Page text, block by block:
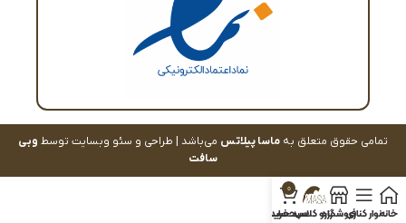
تمامی حقوق متعلق به ماسا پیلاتس می‌باشد | طراحی و سئو وبسایت توسط وبی
سافت
خانهنوار کناریفروشگاهرزرو کلاس
0
سبد خرید
حساب کاربری من